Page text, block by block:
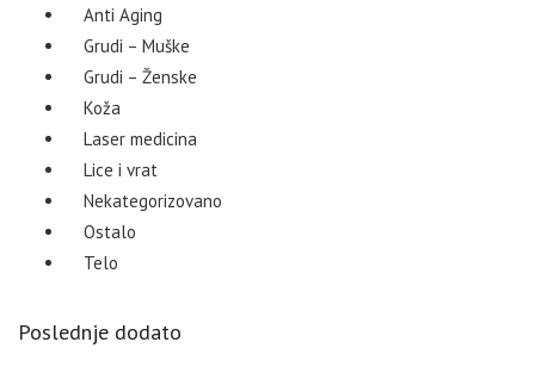
Anti Aging
Grudi – Muške
Grudi – Ženske
Koža
Laser medicina
Lice i vrat
Nekategorizovano
Ostalo
Telo
Poslednje dodato